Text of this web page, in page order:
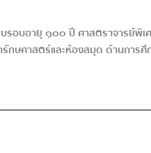
อบอายุ ๑๐๐ ปี ศาสตราจารย์พิ
ษศาสตร์และห้องสมุด ด้านการศึ